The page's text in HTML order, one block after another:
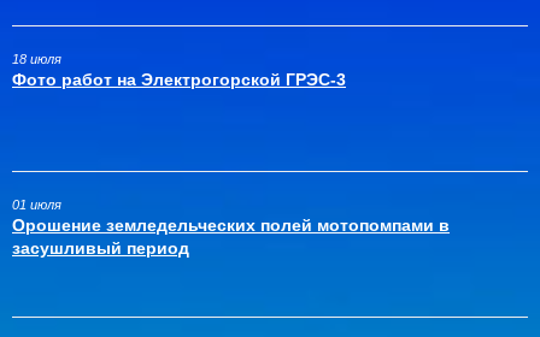
18 июля
Фото работ на Электрогорской ГРЭС-3
01 июля
Орошение земледельческих полей мотопомпами в
засушливый период